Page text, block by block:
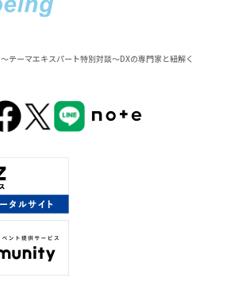
〜テーマエキスパート特別対談〜DXの専門家と紐解く、今こ